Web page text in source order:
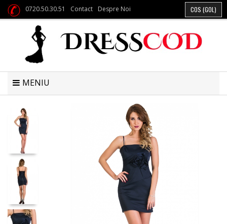
0720.50.30.51 Contact Despre Noi COS (GOL)
MENIU